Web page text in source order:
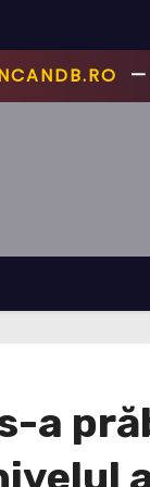
📰
a